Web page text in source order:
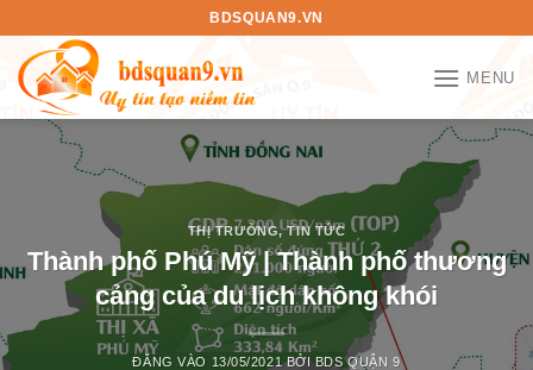
nội
dung
BDSQUAN9.VN
MENU
THỊ TRƯỜNG,TIN TỨC
Thành phố Phú Mỹ | Thành phố thương
cảng của du lịch không khói
ĐĂNG VÀO 13/05/2021 BỞIBDS QUẬN 9